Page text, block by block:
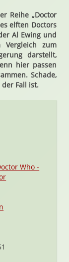
Reihe „Doctor
elften Doctors
Al Ewing und
Vergleich zum
darstellt,
hier passen
Schade,
Fall ist.
Who -